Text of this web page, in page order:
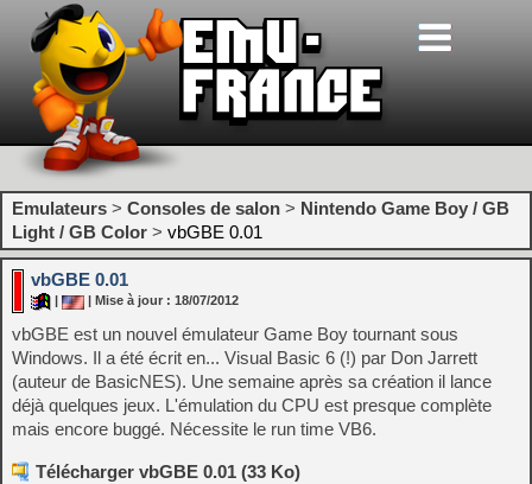
Emulateurs > Consoles de salon > Nintendo Game Boy / GB
Light / GB Color > vbGBE 0.01
vbGBE 0.01
| Mise à jour : 18/07/2012
vbGBE est un nouvel émulateur Game Boy tournant sous
Windows. Il a été écrit en... Visual Basic 6 (!) par Don Jarrett
(auteur de BasicNES). Une semaine après sa création il lance
déjà quelques jeux. L'émulation du CPU est presque complète
mais encore buggé. Nécessite le run time VB6.
Télécharger vbGBE 0.01 (33 Ko)